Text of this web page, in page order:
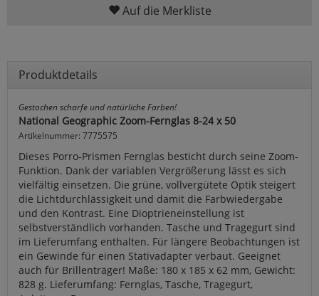
Auf die Merkliste
Produktdetails
Gestochen scharfe und natürliche Farben!
National Geographic Zoom-Fernglas 8-24 x 50
Artikelnummer: 7775575
Dieses Porro-Prismen Fernglas besticht durch seine Zoom-
Funktion. Dank der variablen Vergrößerung lässt es sich
vielfältig einsetzen. Die grüne, vollvergütete Optik steigert
die Lichtdurchlässigkeit und damit die Farbwiedergabe
und den Kontrast. Eine Dioptrieneinstellung ist
selbstverständlich vorhanden. Tasche und Tragegurt sind
im Lieferumfang enthalten. Für längere Beobachtungen ist
ein Gewinde für einen Stativadapter verbaut. Geeignet
auch für Brillenträger! Maße: 180 x 185 x 62 mm, Gewicht:
828 g. Lieferumfang: Fernglas, Tasche, Tragegurt,